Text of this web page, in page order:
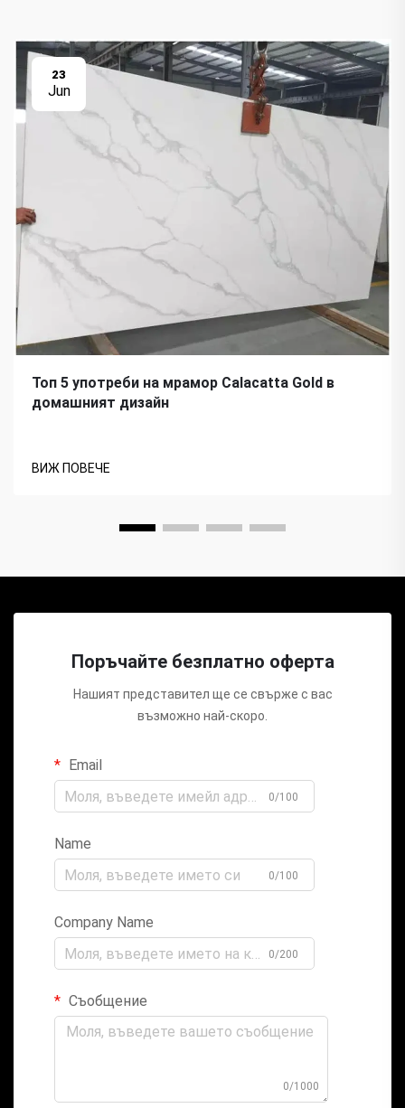
23
Jun
Топ 5 употреби на мрамор Calacatta Gold в
домашният дизайн
ВИЖ ПОВЕЧЕ
Поръчайте безплатно оферта
Нашият представител ще се свърже с вас
възможно най-скоро.
Email
0/100
Name
0/100
Company Name
0/200
Съобщение
0/1000